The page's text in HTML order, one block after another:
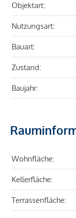
Objektart:
Nutzungsart:
Bauart:
Zustand:
Baujahr:
Wohnfläche:
Kellerfläche:
Terrassenfläche: